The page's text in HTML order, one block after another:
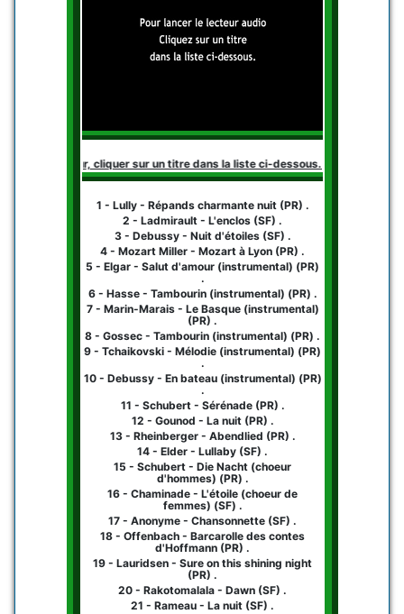
le lecteur, cliquer sur un titre dans la liste ci-dessous. Le lecteur
1 - Lully - Répands charmante nuit (PR) .
2 - Ladmirault - L'enclos (SF) .
3 - Debussy - Nuit d'étoiles (SF) .
4 - Mozart Miller - Mozart à Lyon (PR) .
5 - Elgar - Salut d'amour (instrumental) (PR)
.
6 - Hasse - Tambourin (instrumental) (PR) .
7 - Marin-Marais - Le Basque (instrumental)
(PR) .
8 - Gossec - Tambourin (instrumental) (PR) .
9 - Tchaikovski - Mélodie (instrumental) (PR)
.
10 - Debussy - En bateau (instrumental) (PR)
.
11 - Schubert - Sérénade (PR) .
12 - Gounod - La nuit (PR) .
13 - Rheinberger - Abendlied (PR) .
14 - Elder - Lullaby (SF) .
15 - Schubert - Die Nacht (choeur
d'hommes) (PR) .
16 - Chaminade - L'étoile (choeur de
femmes) (SF) .
17 - Anonyme - Chansonnette (SF) .
18 - Offenbach - Barcarolle des contes
d'Hoffmann (PR) .
19 - Lauridsen - Sure on this shining night
(PR) .
20 - Rakotomalala - Dawn (SF) .
21 - Rameau - La nuit (SF) .